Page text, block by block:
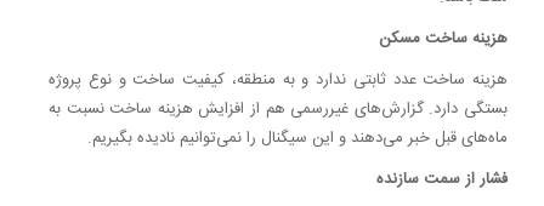
هزینه ساخت مسکن
هزینه ساخت عدد ثابتی ندارد و به منطقه، کیفیت ساخت و نوع پروژه
بستگی دارد. گزارش‌های غیررسمی هم از افزایش هزینه ساخت نسبت به
ماه‌های قبل خبر می‌دهند و این سیگنال را نمی‌توانیم نادیده بگیریم.
فشار از سمت سازنده